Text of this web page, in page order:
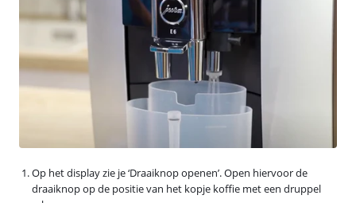
Op het display zie je ‘Draaiknop openen’. Open hiervoor de
draaiknop op de positie van het kopje koffie met een druppel